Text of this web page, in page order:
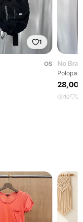
1
OS
No
10 2